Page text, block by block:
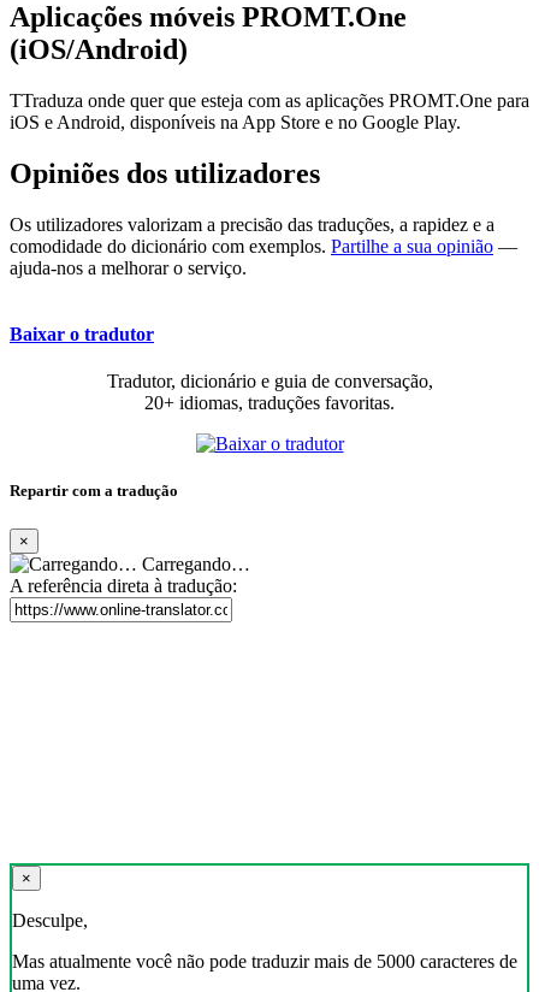
Aplicações móveis PROMT.One
(iOS/Android)
TTraduza onde quer que esteja com as aplicações PROMT.One para
iOS e Android, disponíveis na App Store e no Google Play.
Opiniões dos utilizadores
Os utilizadores valorizam a precisão das traduções, a rapidez e a
comodidade do dicionário com exemplos. Partilhe a sua opinião —
ajuda-nos a melhorar o serviço.
Baixar o tradutor
Tradutor, dicionário e guia de conversação,
20+ idiomas, traduções favoritas.
Repartir com a tradução
×
Carregando…
A referência direta à tradução:
×
Desculpe,
Mas atualmente você não pode traduzir mais de 5000 caracteres de
uma vez.